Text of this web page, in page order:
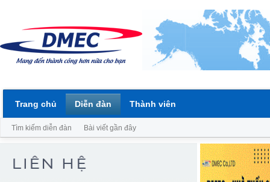
Trang chủ Diễn đàn
Tìm kiếm diễn đàn Bài viết gần đây
Thành viên